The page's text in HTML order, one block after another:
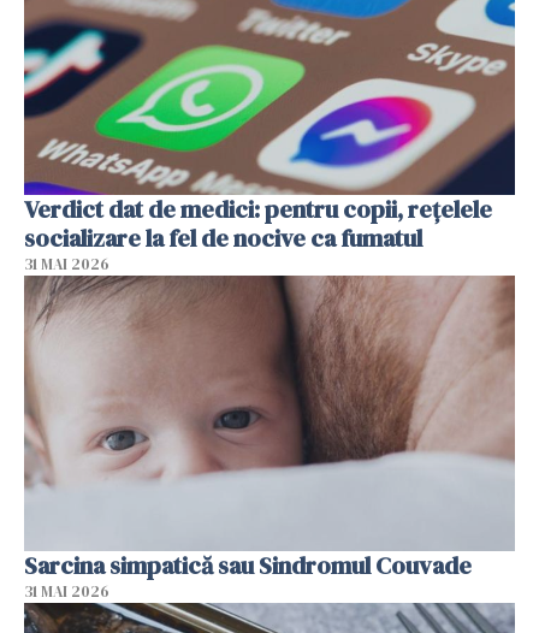
Verdict dat de medici: pentru copii, rețelele
socializare la fel de nocive ca fumatul
31 MAI 2026
Sarcina simpatică sau Sindromul Couvade
31 MAI 2026